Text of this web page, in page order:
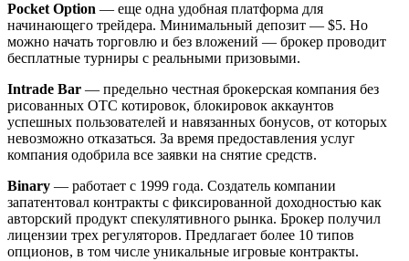
Pocket Option — еще одна удобная платформа для
начинающего трейдера. Минимальный депозит — $5. Но
можно начать торговлю и без вложений — брокер проводит
бесплатные турниры с реальными призовыми.
Intrade Bar — предельно честная брокерская компания без
рисованных OTC котировок, блокировок аккаунтов
успешных пользователей и навязанных бонусов, от которых
невозможно отказаться. За время предоставления услуг
компания одобрила все заявки на снятие средств.
Binary — работает с 1999 года. Создатель компании
запатентовал контракты с фиксированной доходностью как
авторский продукт спекулятивного рынка. Брокер получил
лицензии трех регуляторов. Предлагает более 10 типов
опционов, в том числе уникальные игровые контракты.